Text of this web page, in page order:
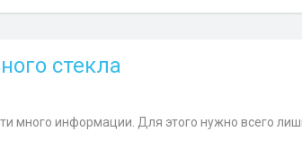
стекла
много информации. Для этого нужно всего